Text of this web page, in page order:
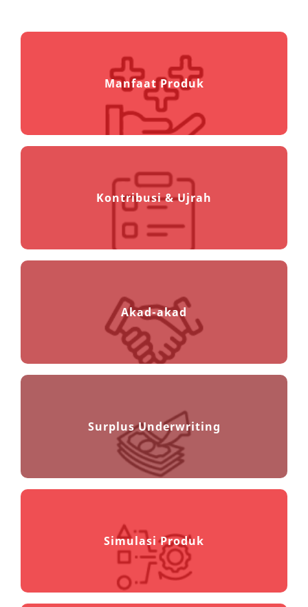
Manfaat Produk
Kontribusi & Ujrah
Akad-akad
Surplus Underwriting
Simulasi Produk